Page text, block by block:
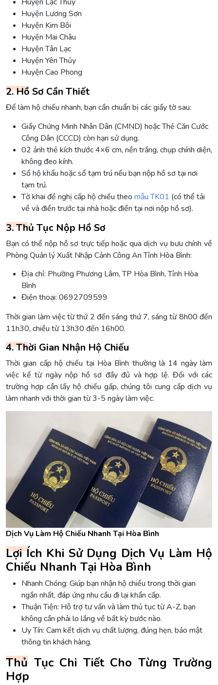
Huyện Lạc Thủy
Huyện Lương Sơn
Huyện Kim Bôi
Huyện Mai Châu
Huyện Tân Lạc
Huyện Yên Thủy
Huyện Cao Phong
2. Hồ Sơ Cần Thiết
Để làm hộ chiếu nhanh, bạn cần chuẩn bị các giấy tờ sau:
Giấy Chứng Minh Nhân Dân (CMND) hoặc Thẻ Căn Cước
Công Dân (CCCD) còn hạn sử dụng.
02 ảnh thẻ kích thước 4×6 cm, nền trắng, chụp chính diện,
không đeo kính.
Sổ hộ khẩu hoặc sổ tạm trú nếu bạn nộp hồ sơ tại nơi
tạm trú.
Tờ khai đề nghị cấp hộ chiếu theo mẫu TK01 (có thể tải
về và điền trước tại nhà hoặc điền tại nơi nộp hồ sơ).
3. Thủ Tục Nộp Hồ Sơ
Bạn có thể nộp hồ sơ trực tiếp hoặc qua dịch vụ bưu chính về
Phòng Quản lý Xuất Nhập Cảnh Công An Tỉnh Hòa Bình:
Địa chỉ: Phường Phương Lâm, TP Hòa Bình, Tỉnh Hòa
Bình
Điện thoại: 0692709599
Thời gian làm việc từ thứ 2 đến sáng thứ 7, sáng từ 8h00 đến
11h30, chiều từ 13h30 đến 16h00.
4. Thời Gian Nhận Hộ Chiếu
Thời gian cấp hộ chiếu tại Hòa Bình thường là 14 ngày làm
việc kể từ ngày nộp hồ sơ đầy đủ và hợp lệ. Đối với các
trường hợp cần lấy hộ chiếu gấp, chúng tôi cung cấp dịch vụ
làm nhanh với thời gian từ 3-5 ngày làm việc.
Dịch Vụ Làm Hộ Chiếu Nhanh Tại Hòa Bình
Lợi Ích Khi Sử Dụng Dịch Vụ Làm Hộ
Chiếu Nhanh Tại Hòa Bình
Nhanh Chóng: Giúp bạn nhận hộ chiếu trong thời gian
ngắn nhất, đáp ứng nhu cầu đi lại khẩn cấp.
Thuận Tiện: Hỗ trợ tư vấn và làm thủ tục từ A-Z, bạn
không cần phải lo lắng về bất kỳ bước nào.
Uy Tín: Cam kết dịch vụ chất lượng, đúng hẹn, bảo mật
thông tin khách hàng.
Thủ Tục Chi Tiết Cho Từng Trường
Hợp